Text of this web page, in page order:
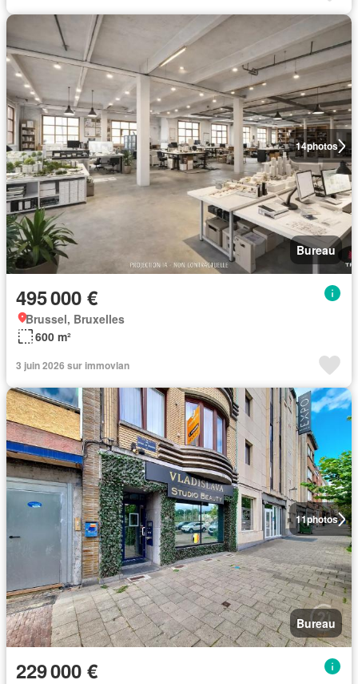
14photos
Bureau
495 000 €
Brussel, Bruxelles
600 m²
3 juin 2026 sur immovlan
11photos
Bureau
229 000 €